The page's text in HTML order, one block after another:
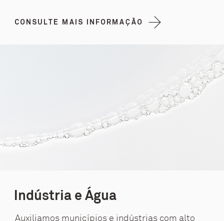
CONSULTE MAIS INFORMAÇÃO
Indústria e Água
Auxiliamos municípios e indústrias com alto